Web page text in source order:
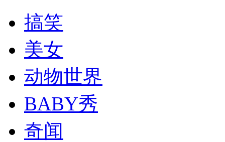
消防员救轻生者
纽约上演“枕头大战”
司机酒驾遇交警 急速倒车逃窜
搞笑
美女
动物世界
BABY秀
奇闻